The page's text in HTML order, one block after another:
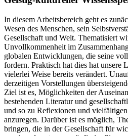
In diesem Arbeitsbereich geht es
Wesen des Menschen, sein
Gesellschaft und Welt. Thematisiert
Unvollkommenheit im
globalen Entwicklungen, die seine
fordern. Praktisch hat dies hat unsere
vielerlei Weise bereits verändert.
derzeitigen Vorstellungen
Ziel ist es, Möglichkeiten der
bestehenden Literatur und
und so zu Reflexionen und
anzuregen. Darüber ist es möglich,
bringen, die in der Gesellschaft für